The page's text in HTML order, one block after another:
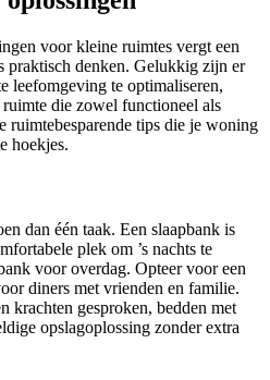
voor kleine ruimtes vergt een
praktisch denken. Gelukkig zijn er
leefomgeving te optimaliseren,
die zowel functioneel als
tips die je woning
hoekjes.
dan één taak. Een slaapbank is
plek om ’s nachts te
voor overdag. Opteer voor een
diners met vrienden en familie.
krachten gesproken, bedden met
opslagoplossing zonder extra